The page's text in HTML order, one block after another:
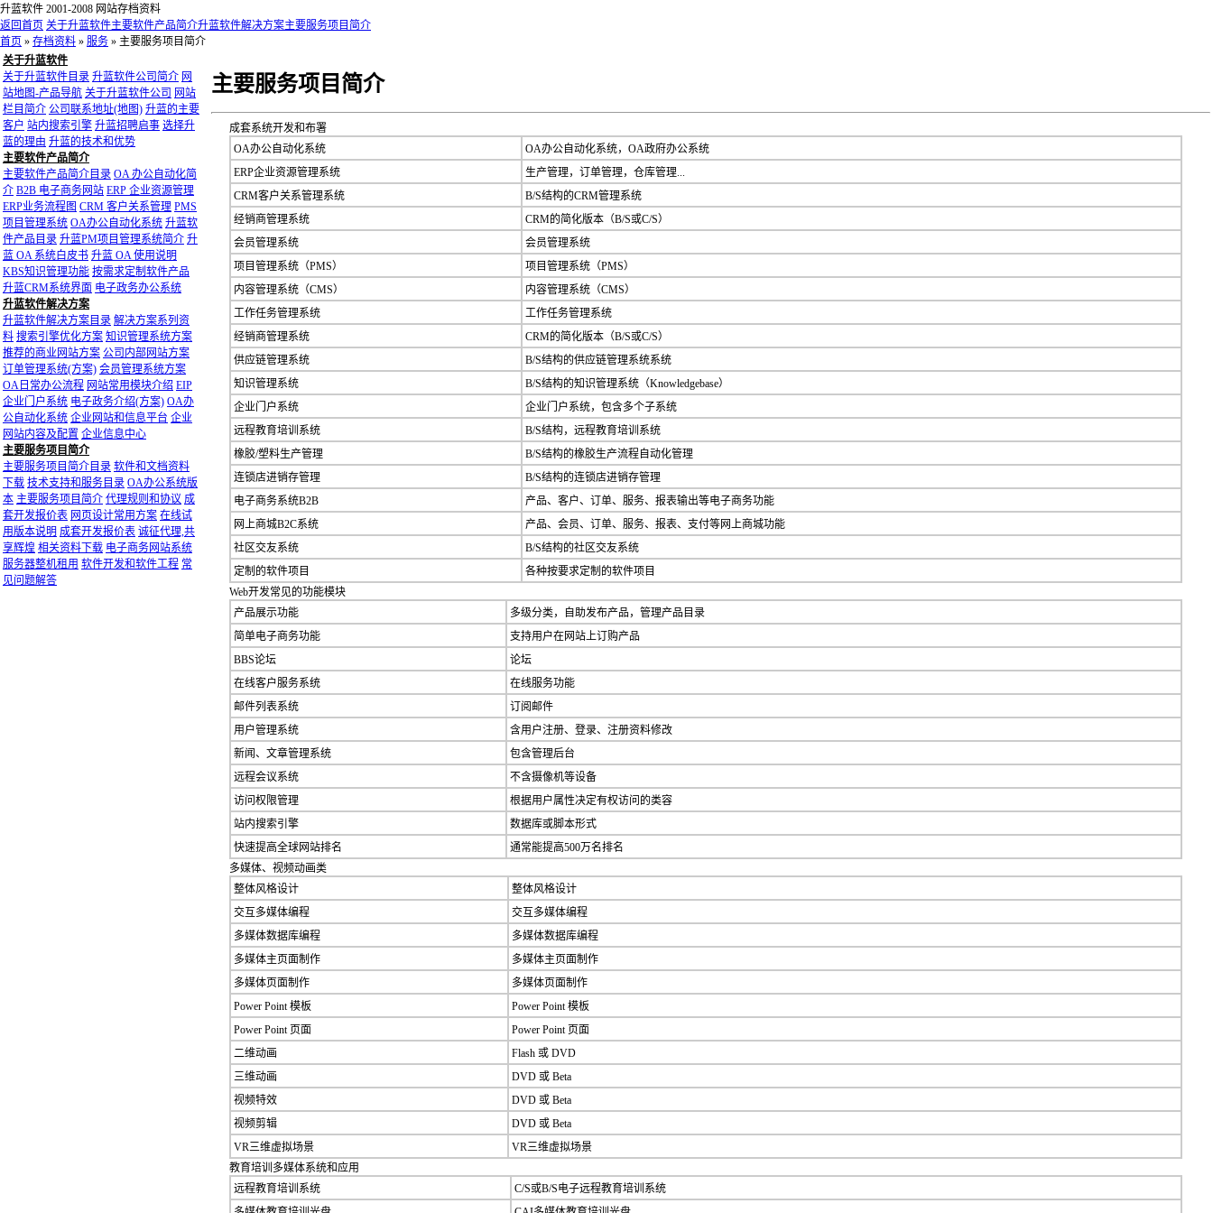
升蓝软件 2001-2008 网站存档资料
返回首页 关于升蓝软件主要软件产品简介升蓝软件解决方案主要服务项目简介
首页 » 存档资料 » 服务 » 主要服务项目简介
关于升蓝软件
关于升蓝软件目录 升蓝软件公司简介 网
站地图-产品导航 关于升蓝软件公司 网站
栏目简介 公司联系地址(地图) 升蓝的主要
客户 站内搜索引擎 升蓝招聘启事 选择升
蓝的理由 升蓝的技术和优势
主要软件产品简介
主要软件产品简介目录 OA 办公自动化简
介 B2B 电子商务网站 ERP 企业资源管理
ERP业务流程图 CRM 客户关系管理 PMS
项目管理系统 OA办公自动化系统 升蓝软
件产品目录 升蓝PM项目管理系统简介 升
蓝 OA 系统白皮书 升蓝 OA 使用说明
KBS知识管理功能 按需求定制软件产品
升蓝CRM系统界面 电子政务办公系统
升蓝软件解决方案
升蓝软件解决方案目录 解决方案系列资
料 搜索引擎优化方案 知识管理系统方案
推荐的商业网站方案 公司内部网站方案
订单管理系统(方案) 会员管理系统方案
OA日常办公流程 网站常用模块介绍 EIP
企业门户系统 电子政务介绍(方案) OA办
公自动化系统 企业网站和信息平台 企业
网站内容及配置 企业信息中心
主要服务项目简介
主要服务项目简介目录 软件和文档资料
下载 技术支持和服务目录 OA办公系统版
本 主要服务项目简介 代理规则和协议 成
套开发报价表 网页设计常用方案 在线试
用版本说明 成套开发报价表 诚征代理,共
享辉煌 相关资料下载 电子商务网站系统
服务器整机租用 软件开发和软件工程 常
见问题解答
主要服务项目简介
成套系统开发和布署
OA办公自动化系统
OA办公自动化系统，OA政府办公系统
ERP企业资源管理系统
生产管理，订单管理，仓库管理...
CRM客户关系管理系统
B/S结构的CRM管理系统
经销商管理系统
CRM的简化版本（B/S或C/S）
会员管理系统
会员管理系统
项目管理系统（PMS）
项目管理系统（PMS）
内容管理系统（CMS）
内容管理系统（CMS）
工作任务管理系统
工作任务管理系统
经销商管理系统
CRM的简化版本（B/S或C/S）
供应链管理系统
B/S结构的供应链管理系统系统
知识管理系统
B/S结构的知识管理系统（Knowledgebase）
企业门户系统
企业门户系统，包含多个子系统
远程教育培训系统
B/S结构，远程教育培训系统
橡胶/塑料生产管理
B/S结构的橡胶生产流程自动化管理
连锁店进销存管理
B/S结构的连锁店进销存管理
电子商务系统B2B
产品、客户、订单、服务、报表输出等电子商务功能
网上商城B2C系统
产品、会员、订单、服务、报表、支付等网上商城功能
社区交友系统
B/S结构的社区交友系统
定制的软件项目
各种按要求定制的软件项目
Web开发常见的功能模块
产品展示功能
多级分类，自助发布产品，管理产品目录
简单电子商务功能
支持用户在网站上订购产品
BBS论坛
论坛
在线客户服务系统
在线服务功能
邮件列表系统
订阅邮件
用户管理系统
含用户注册、登录、注册资料修改
新闻、文章管理系统
包含管理后台
远程会议系统
不含摄像机等设备
访问权限管理
根据用户属性决定有权访问的类容
站内搜索引擎
数据库或脚本形式
快速提高全球网站排名
通常能提高500万名排名
多媒体、视频动画类
整体风格设计
整体风格设计
交互多媒体编程
交互多媒体编程
多媒体数据库编程
多媒体数据库编程
多媒体主页面制作
多媒体主页面制作
多媒体页面制作
多媒体页面制作
Power Point 模板
Power Point 模板
Power Point 页面
Power Point 页面
二维动画
Flash 或 DVD
三维动画
DVD 或 Beta
视频特效
DVD 或 Beta
视频剪辑
DVD 或 Beta
VR三维虚拟场景
VR三维虚拟场景
教育培训多媒体系统和应用
远程教育培训系统
C/S或B/S电子远程教育培训系统